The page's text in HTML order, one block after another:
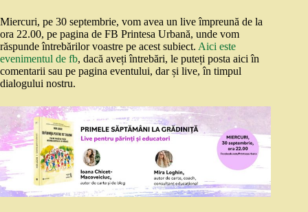
Miercuri, pe 30 septembrie, vom avea un live împreună de la
ora 22.00, pe pagina de FB Printesa Urbană, unde vom
răspunde întrebărilor voastre pe acest subiect. Aici este
evenimentul de fb, dacă aveți întrebări, le puteți posta aici în
comentarii sau pe pagina eventului, dar și live, în timpul
dialogului nostru.